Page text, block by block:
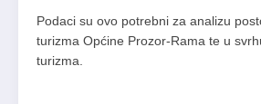
Podaci su ovo potrebni za analizu
turizma Općine Prozor-Rama te u
turizma.